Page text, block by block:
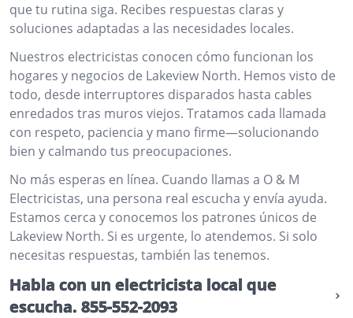
que tu rutina siga. Recibes respuestas claras y
soluciones adaptadas a las necesidades locales.
Nuestros electricistas conocen cómo funcionan los
hogares y negocios de Lakeview North. Hemos visto de
todo, desde interruptores disparados hasta cables
enredados tras muros viejos. Tratamos cada llamada
con respeto, paciencia y mano firme—solucionando
bien y calmando tus preocupaciones.
No más esperas en línea. Cuando llamas a O & M
Electricistas, una persona real escucha y envía ayuda.
Estamos cerca y conocemos los patrones únicos de
Lakeview North. Si es urgente, lo atendemos. Si solo
necesitas respuestas, también las tenemos.
Habla con un electricista local que
escucha. 855-552-2093